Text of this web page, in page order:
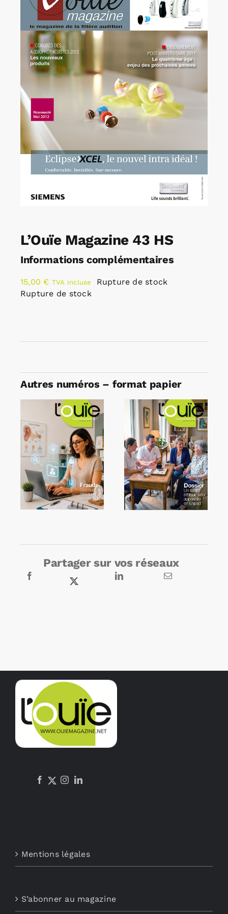
Rechercher:
Annonces emploi
L’Ouïe Magazine 43 HS
Informations complémentaires
15,00 € TVA incluse
Rupture de stock
Rupture de stock
Autres numéros – format papier
Partager sur vos réseaux
Mentions légales
S’abonner au magazine